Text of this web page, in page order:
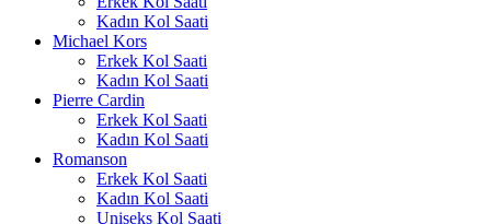
Kadın Kol Saati
Michael Kors
Erkek Kol Saati
Kadın Kol Saati
Pierre Cardin
Erkek Kol Saati
Kadın Kol Saati
Romanson
Erkek Kol Saati
Kadın Kol Saati
Uniseks Kol Saati